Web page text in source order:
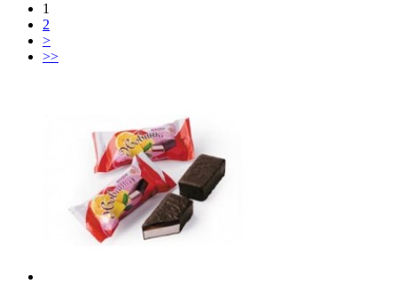
1
2
>
>>